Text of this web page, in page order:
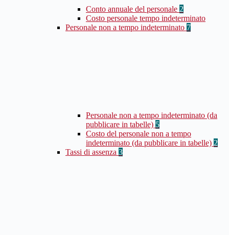
Conto annuale del personale 2
Costo personale tempo indeterminato
Personale non a tempo indeterminato 7
Personale non a tempo indeterminato (da
pubblicare in tabelle) 5
Costo del personale non a tempo
indeterminato (da pubblicare in tabelle) 2
Tassi di assenza 3